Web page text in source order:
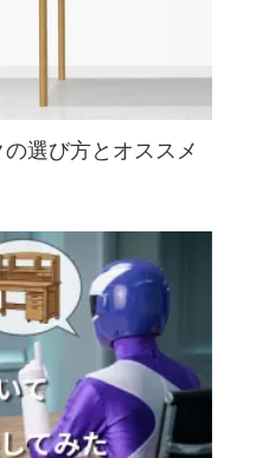
選び方とオススメ